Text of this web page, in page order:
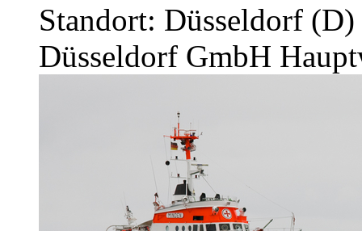
Standort: Düsseldorf
Düsseldorf GmbH